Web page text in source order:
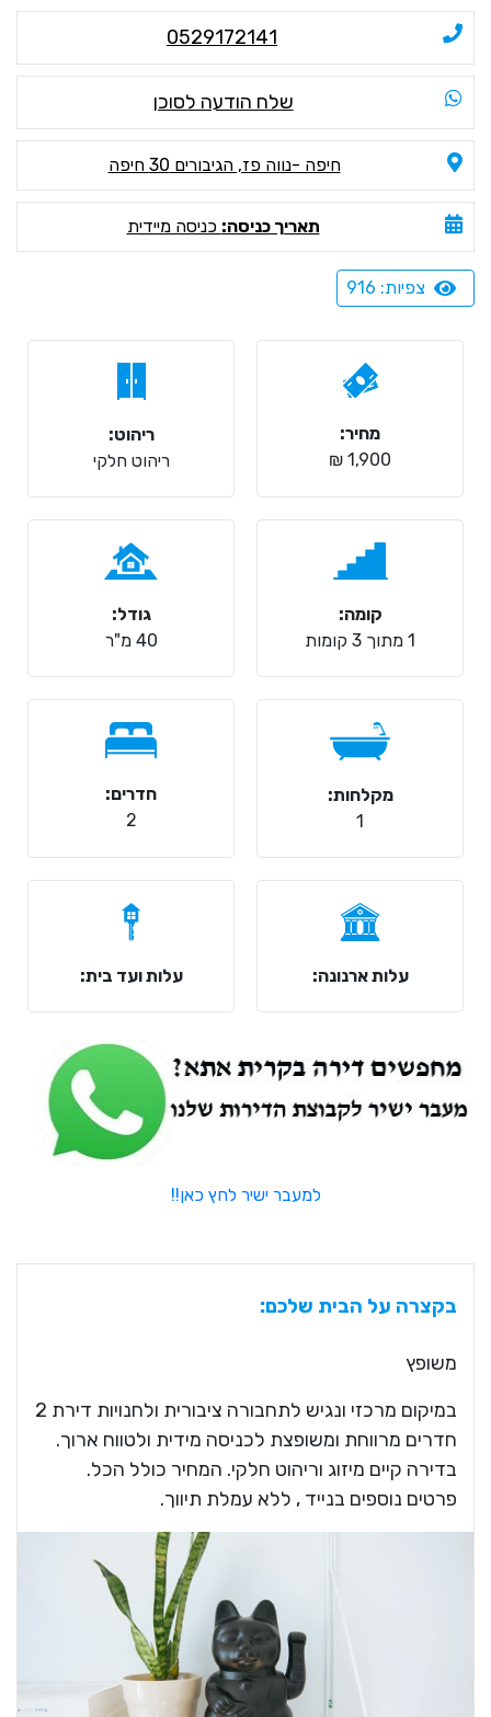
0529172141
שלח הודעה לסוכן
חיפה -נווה פז, הגיבורים 30 חיפה
תאריך כניסה: כניסה מיידית
צפיות: 916
מחיר:
1,900 ₪
ריהוט:
ריהוט חלקי
קומה:
1 מתוך 3 קומות
גודל:
40 מ"ר
מקלחות:
1
חדרים:
2
עלות ארנונה: עלות ועד בית:
למעבר ישיר לחץ כאן!!
בקצרה על הבית שלכם:
משופץ
במיקום מרכזי ונגיש לתחבורה ציבורית ולחנויות דירת 2
חדרים מרווחת ומשופצת לכניסה מידית ולטווח ארוך.
בדירה קיים מיזוג וריהוט חלקי. המחיר כולל הכל.
פרטים נוספים בנייד , ללא עמלת תיווך.